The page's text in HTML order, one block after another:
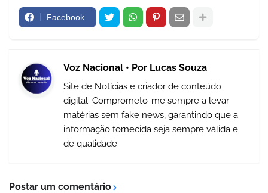
Facebook
Voz Nacional • Por Lucas Souza
Site de Notícias e criador de conteúdo
digital. Comprometo-me sempre a levar
matérias sem fake news, garantindo que a
informação fornecida seja sempre válida e
de qualidade.
Postar um comentário